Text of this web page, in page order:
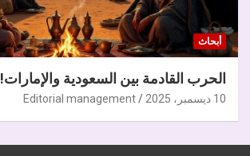
أبحاث
الحرب القادمة بين السعودية والإمارات!
10 ديسمبر، 2025 Editorial management